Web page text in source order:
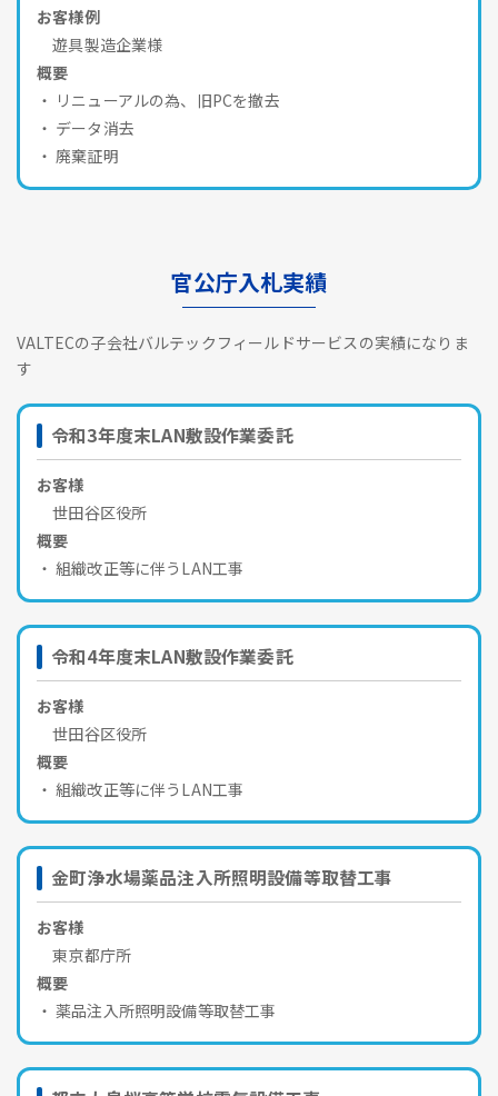
お客様例
遊具製造企業様
概要
リニューアルの為、旧PCを撤去
データ消去
廃棄証明
官公庁入札実績
VALTECの子会社バルテックフィールドサービスの実績になりま
す
令和3年度末LAN敷設作業委託
お客様
世田谷区役所
概要
組織改正等に伴うLAN工事
令和4年度末LAN敷設作業委託
お客様
世田谷区役所
概要
組織改正等に伴うLAN工事
金町浄水場薬品注入所照明設備等取替工事
お客様
東京都庁所
概要
薬品注入所照明設備等取替工事